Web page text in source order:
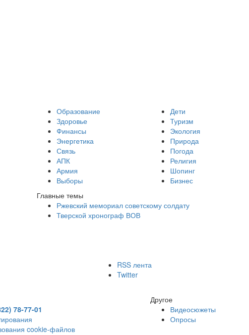
Образование
Здоровье
Финансы
Энергетика
Связь
АПК
Армия
Выборы
Дети
Туризм
Экология
Природа
Погода
Религия
Шопинг
Бизнес
Главные темы
Ржевский мемориал советскому солдату
Тверской хронограф ВОВ
RSS лента
Twitter
78-77-01
cookie-файлов
Другое
Видеосюжеты
Опросы